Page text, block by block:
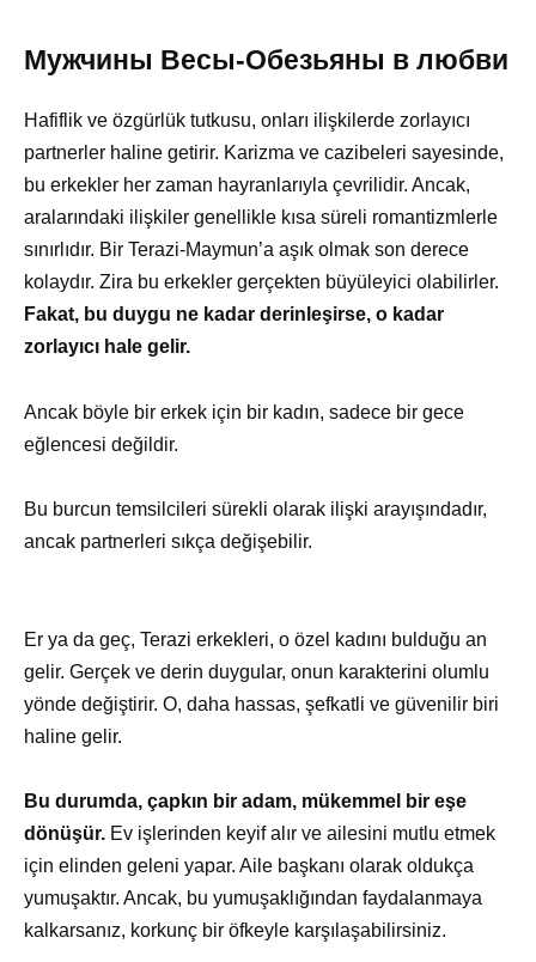
Мужчины Весы-Обезьяны в любви
Hafiflik ve özgürlük tutkusu, onları ilişkilerde zorlayıcı
partnerler haline getirir. Karizma ve cazibeleri sayesinde,
bu erkekler her zaman hayranlarıyla çevrilidir. Ancak,
aralarındaki ilişkiler genellikle kısa süreli romantizmlerle
sınırlıdır. Bir Terazi-Maymun’a aşık olmak son derece
kolaydır. Zira bu erkekler gerçekten büyüleyici olabilirler.
Fakat, bu duygu ne kadar derinleşirse, o kadar
zorlayıcı hale gelir.
Ancak böyle bir erkek için bir kadın, sadece bir gece
eğlencesi değildir.
Bu burcun temsilcileri sürekli olarak ilişki arayışındadır,
ancak partnerleri sıkça değişebilir.
Er ya da geç, Terazi erkekleri, o özel kadını bulduğu an
gelir. Gerçek ve derin duygular, onun karakterini olumlu
yönde değiştirir. O, daha hassas, şefkatli ve güvenilir biri
haline gelir.
Bu durumda, çapkın bir adam, mükemmel bir eşe
dönüşür. Ev işlerinden keyif alır ve ailesini mutlu etmek
için elinden geleni yapar. Aile başkanı olarak oldukça
yumuşaktır. Ancak, bu yumuşaklığından faydalanmaya
kalkarsanız, korkunç bir öfkeyle karşılaşabilirsiniz.